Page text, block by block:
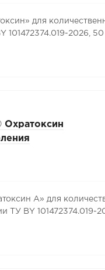
для
2026, 50
BKPS004
А» для
BY 101472374.019-